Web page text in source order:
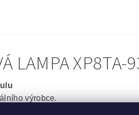
LAMPA XP8TA-
výrobce.